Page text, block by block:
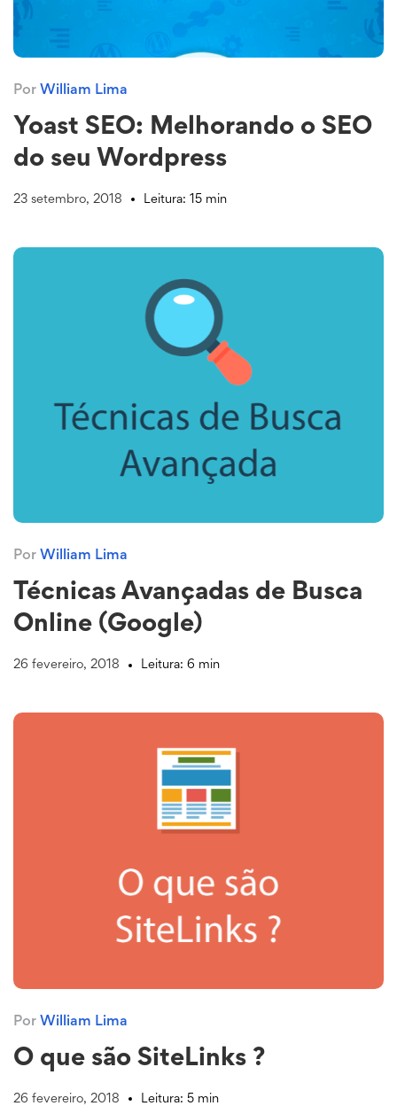
Por William Lima
Yoast SEO: Melhorando o SEO
do seu Wordpress
23 setembro, 2018 Leitura: 15 min
Por William Lima
Técnicas Avançadas de Busca
Online (Google)
26 fevereiro, 2018 Leitura: 6 min
Por William Lima
O que são SiteLinks ?
26 fevereiro, 2018 Leitura: 5 min